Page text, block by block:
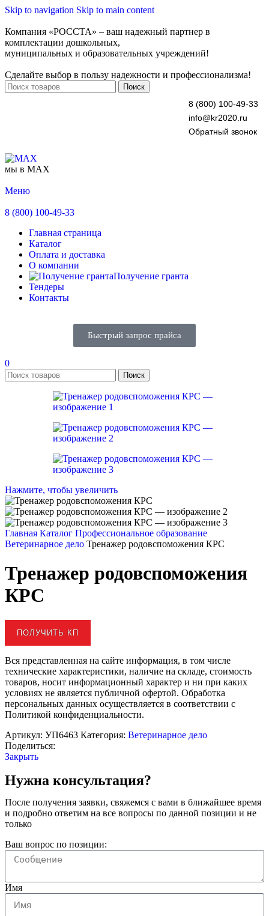
Skip to navigation Skip to main content
Компания «РОССТА» – ваш надежный партнер в
комплектации дошкольных,
муниципальных и образовательных учреждений!
Сделайте выбор в пользу надежности и профессионализма!
Поиск
8 (800) 100-49-33
info@kr2020.ru
Обратный звонок
мы в MAX
Меню
8 (800) 100-49-33
Главная страница
Каталог
Оплата и доставка
О компании
Получение гранта
Тендеры
Контакты
Быстрый запрос прайса
0
Поиск
Нажмите, чтобы увеличить
Главная Каталог Профессиональное образование
Ветеринарное дело Тренажер родовспоможения КРС
Тренажер родовспоможения
КРС
ПОЛУЧИТЬ КП
Вся представленная на сайте информация, в том числе
технические характеристики, наличие на складе, стоимость
товаров, носит информационный характер и ни при каких
условиях не является публичной офертой. Обработка
персональных данных осуществляется в соответствии с
Политикой конфиденциальности.
Артикул: УП6463 Категория: Ветеринарное дело
Поделиться:
Закрыть
Нужна консультация?
После получения заявки, свяжемся с вами в ближайшее время
и подробно ответим на все вопросы по данной позиции и не
только
Ваш вопрос по позиции:
Имя